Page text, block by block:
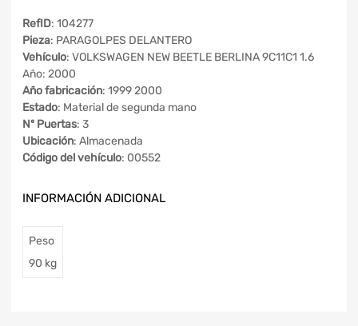
RefID: 104277
Pieza: PARAGOLPES DELANTERO
Vehículo: VOLKSWAGEN NEW BEETLE BERLINA 9C11C1 1.6
Año: 2000
Año fabricación: 1999 2000
Estado: Material de segunda mano
Nº Puertas: 3
Ubicación: Almacenada
Código del vehículo: 00552
INFORMACIÓN ADICIONAL
Peso
90 kg